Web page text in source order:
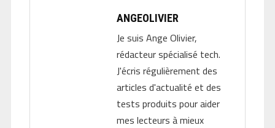
ANGEOLIVIER
Je suis Ange Olivier,
rédacteur spécialisé tech.
J'écris régulièrement des
articles d'actualité et des
tests produits pour aider
mes lecteurs à mieux